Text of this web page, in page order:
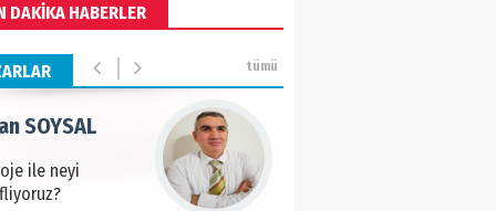
DAKİKA HABERLER
tümü
tarımla para
ile neyi
SOYSAL